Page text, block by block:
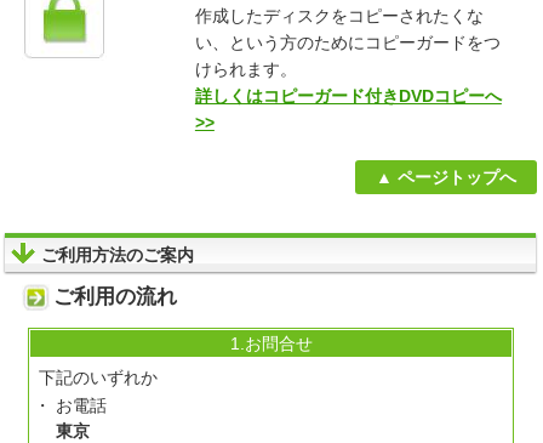
作成したディスクをコピーされたくな
い、という方のためにコピーガードをつ
けられます。
詳しくはコピーガード付きDVDコピーへ
>>
ページトップへ
ご利用方法のご案内
ご利用の流れ
1.お問合せ
下記のいずれか
お電話
東京